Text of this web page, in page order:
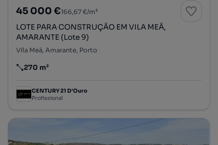
45 000 €166,67 €/m²
LOTE PARA CONSTRUÇÃO EM VILA MEÃ,
AMARANTE (Lote 9)
Vila Meã, Amarante, Porto
Preço por metro quadrado
270 m²
CENTURY 21 D'Ouro
Profissional